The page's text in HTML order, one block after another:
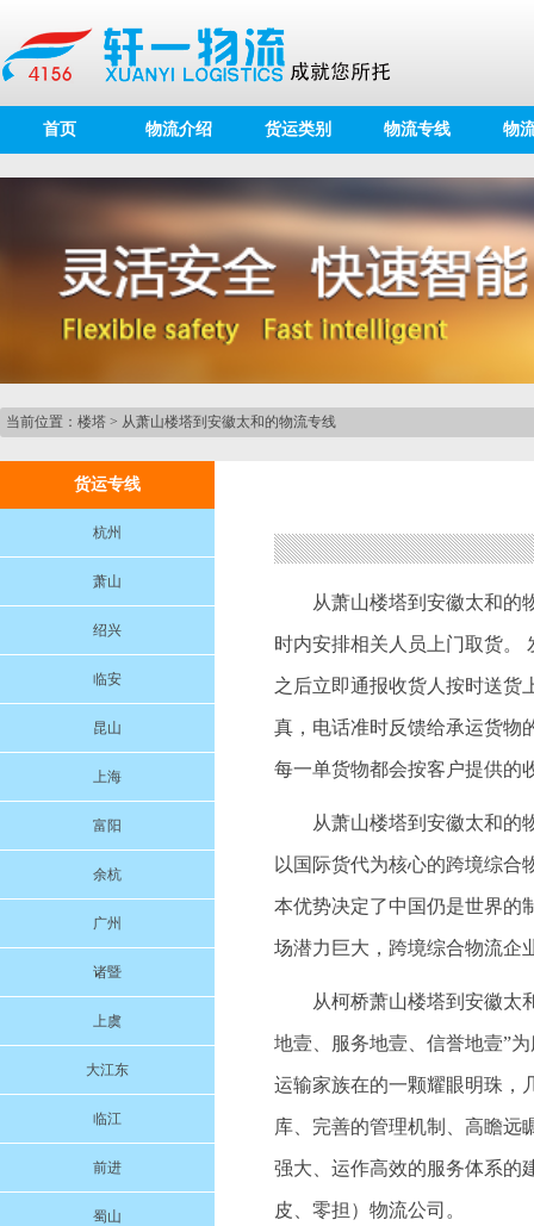
首页 物流介绍 货运类别 物流专线 物
当前位置： 楼塔 > 从萧山楼塔到安徽太和的物流专线
货运专线
杭州
萧山
绍兴
临安
昆山
上海
富阳
余杭
广州
诸暨
上虞
大江东
临江
前进
蜀山
从萧山楼塔到安徽太和的
时内安排相关人员上门取货。
之后立即通报收货人按时送货
真，电话准时反馈给承运货物
每一单货物都会按客户提供的
从萧山楼塔到安徽太和的
以国际货代为核心的跨境综合
本优势决定了中国仍是世界的
场潜力巨大，跨境综合物流企
从柯桥萧山楼塔到安徽太
地壹、服务地壹、信誉地壹”
运输家族在的一颗耀眼明珠，
库、完善的管理机制、高瞻远
强大、运作高效的服务体系的
皮、零担）物流公司。